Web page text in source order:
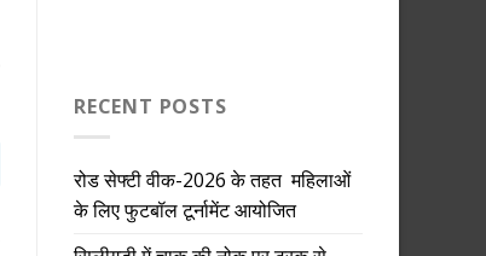
RECENT POSTS
रोड सेफ्टी वीक-2026 के तहत महिलाओं
के लिए फुटबॉल टूर्नामेंट आयोजित